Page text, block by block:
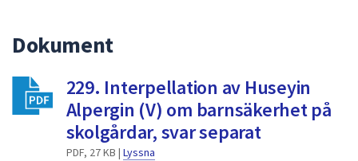
för
att
välja
något
Dokument
229. Interpellation av Huseyin
Alpergin (V) om barnsäkerhet på
skolgårdar, svar separat
PDF, 27 KB | Lyssna